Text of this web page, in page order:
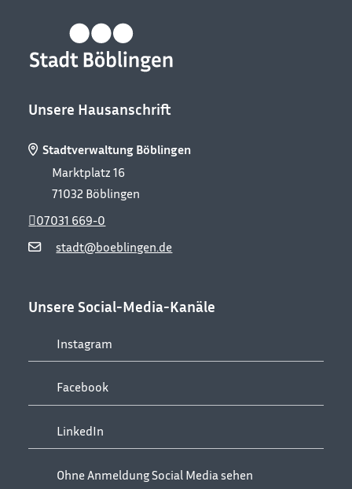
Unsere Hausanschrift
Stadtverwaltung Böblingen
Marktplatz 16
71032 Böblingen
stadt@boeblingen.de
07031 669-0
Unsere Social-Media-Kanäle
Instagram
Facebook
LinkedIn
Ohne Anmeldung Social Media sehen